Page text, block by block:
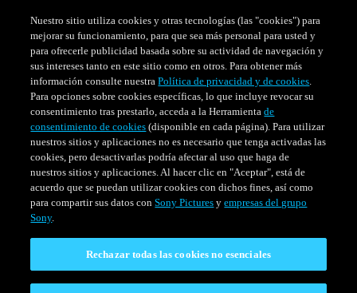
HORARIO EVENTOS ESPECIALES
Venezuela
Nuestro sitio utiliza cookies y otras tecnologías (las "cookies") para
mejorar su funcionamiento, para que sea más personal para usted y
para ofrecerle publicidad basada sobre su actividad de navegación y
sus intereses tanto en este sitio como en otros. Para obtener más
información consulte nuestraPolítica de privacidad y de cookies.
Para opciones sobre cookies específicas, lo que incluye revocar su
consentimiento tras prestarlo, acceda a la Herramientade
consentimiento de cookies (disponible en cada página). Para utilizar
nuestros sitios y aplicaciones no es necesario que tenga activadas las
cookies, pero desactivarlas podría afectar al uso que haga de
nuestros sitios y aplicaciones. Al hacer clic en "Aceptar", está de
acuerdo que se puedan utilizar cookies con dichos fines, así como
para compartir sus datos conSony Pictures yempresas del grupo
Sony.
Rechazar todas las cookies no esenciales